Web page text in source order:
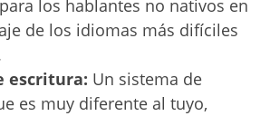
los hablantes no nativos en
de los idiomas más difíciles
escritura: Un sistema de
es muy diferente al tuyo,